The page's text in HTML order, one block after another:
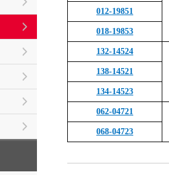
012-19851
018-19853
132-14524
138-14521
134-14523
062-04721
068-04723